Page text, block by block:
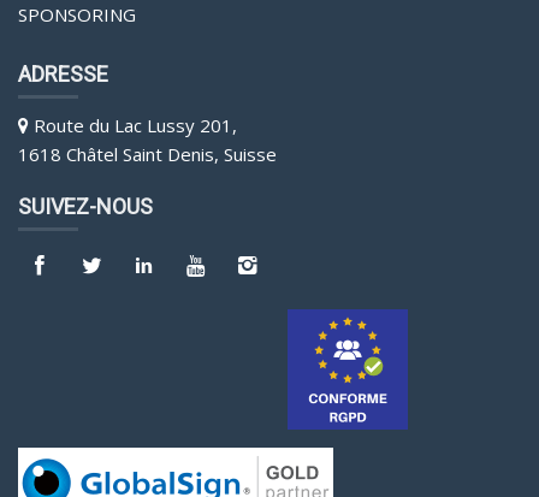
SPONSORING
ADRESSE
Route du Lac Lussy 201,
1618 Châtel Saint Denis, Suisse
SUIVEZ-NOUS